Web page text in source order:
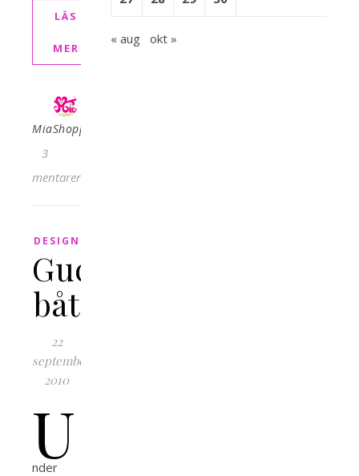
LÄS
MER
MiaShopping
3
Kommentarer
DESIGN
Gucci-
båt
22
september,
2010
U
nder
« aug okt »